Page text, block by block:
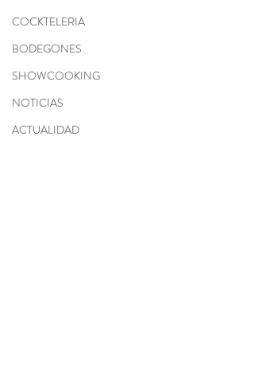
COCKTELERIA
BODEGONES
SHOWCOOKING
NOTICIAS
ACTUALIDAD